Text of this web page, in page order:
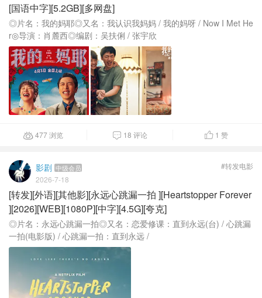
[国语中字][5.2GB][多网盘]
◎片名：我的妈耶◎又名：我认识我妈妈 / 我的妈呀 / Now I Met He
r◎导演：肖麓西◎编剧：吴扶俐 / 张宇欣
477 浏览  18 评论  1 赞
影剧 中级会员
2026-7-18
#转发电影
[转发][外语][其他影][永远心跳漏一拍 ][Heartstopper Forever
][2026][WEB][1080P][中字][4.5G][夸克]
◎片名：永远心跳漏一拍◎又名：恋爱修课：直到永远(台) / 心跳漏
一拍(电影版) / 心跳漏一拍：直到永远 /